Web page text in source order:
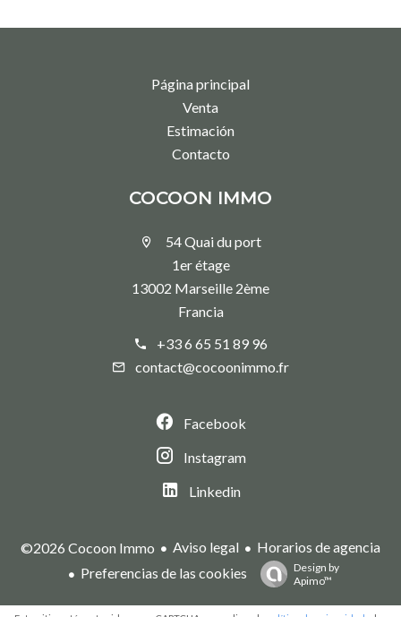
Página principal
Venta
Estimación
Contacto
COCOON IMMO
54 Quai du port
1er étage
13002 Marseille 2ème
Francia
+33 6 65 51 89 96
contact@cocoonimmo.fr
Facebook
Instagram
Linkedin
©2026 Cocoon Immo Aviso legal
Horarios de agencia
Preferencias de las cookies
Design by
Apimo™